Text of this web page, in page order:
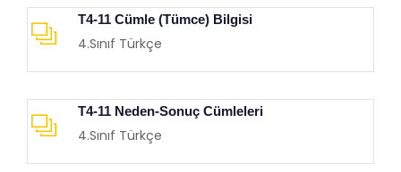
T4-11 Cümle (Tümce) Bilgisi
4.Sınıf Türkçe
T4-11 Neden-Sonuç Cümleleri
4.Sınıf Türkçe